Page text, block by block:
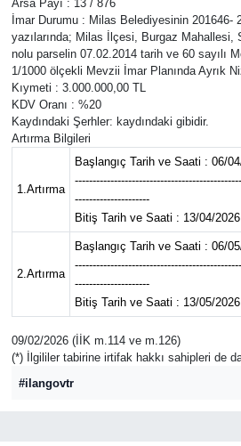
Arsa Payı : 13 / 876
İmar Durumu : Milas Belediyesinin 201646-
yazılarında; Milas İlçesi, Burgaz Mahallesi,
nolu parselin 07.02.2014 tarih ve 60 sayılı
1/1000 ölçekli Mevzii İmar Planında Ayrık
Kıymeti : 3.000.000,00 TL
KDV Oranı : %20
Kaydındaki Şerhler: kaydındaki gibidir.
Artırma Bilgileri
1.Artırma
Başlangıç Tarih ve Saati : 06/
---------------------
Bitiş Tarih ve Saati : 13/04/
2.Artırma
Başlangıç Tarih ve Saati : 06/
---------------------
Bitiş Tarih ve Saati : 13/05/
09/02/2026 (İİK m.114 ve m.126)
(*) İlgililer tabirine irtifak hakkı sahipleri de
#ilangovtr